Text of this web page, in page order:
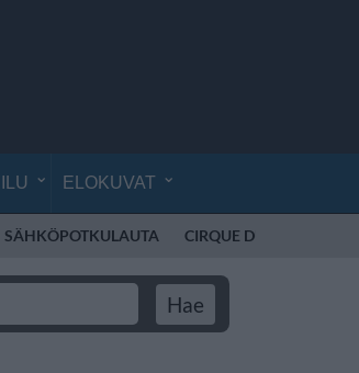
ELOKUVAT
SÄHKÖPOTKULAUTA CIRQUE DU SOLEIL